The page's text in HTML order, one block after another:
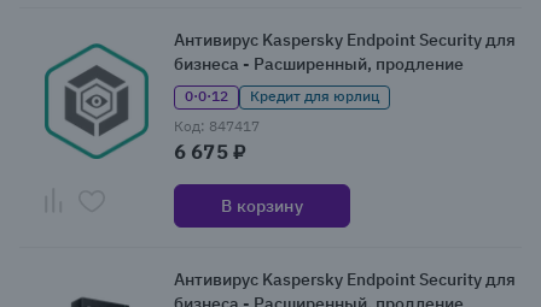
Антивирус Kaspersky Endpoint Security для
бизнеса - Расширенный, продление
0·0·12
Кредит для юрлиц
Код: 847417
6 675 ₽
В корзину
Антивирус Kaspersky Endpoint Security для